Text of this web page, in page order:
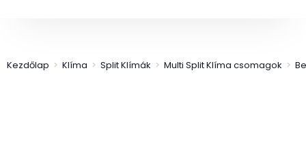
Kezdőlap > Klíma > Split Klímák > Multi Split Klíma csomagok >